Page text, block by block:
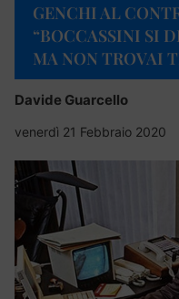
GENCHI AL
“BOCCASSINI SI
MA NON TROVAI
Davide Guarcello
venerdì 21 Febbraio 2020